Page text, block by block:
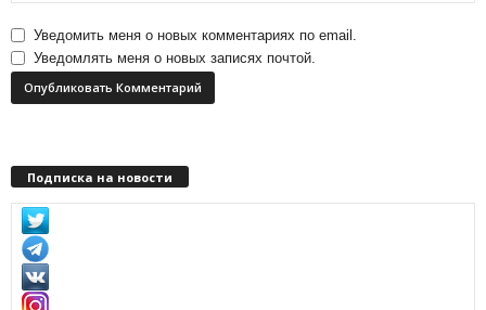
Уведомить меня о новых комментариях по email.
Уведомлять меня о новых записях почтой.
Подписка на новости